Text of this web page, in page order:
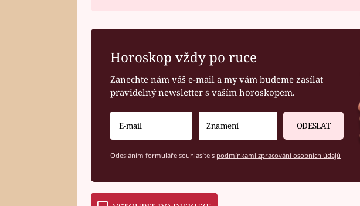
Horoskop vždy po ruce
Zanechte nám váš e-mail a my vám budeme zasílat
pravidelný newsletter s vaším horoskopem.
ODESLAT
Odesláním formuláře souhlasíte s podmínkami zpracování osobních údajů